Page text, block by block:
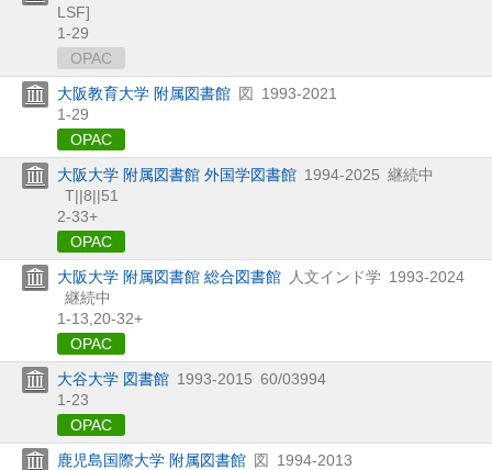
LSF]
1-29
OPAC
大阪教育大学 附属図書館 図 1993-2021
1-29
OPAC
大阪大学 附属図書館 外国学図書館 1994-2025 継続中
T||8||51
2-33+
OPAC
大阪大学 附属図書館 総合図書館
人文インド学 1993-2024
継続中
1-13, 20-32+
OPAC
大谷大学 図書館 1993-2015 60/03994
1-23
OPAC
鹿児島国際大学 附属図書館 図 1994-2013